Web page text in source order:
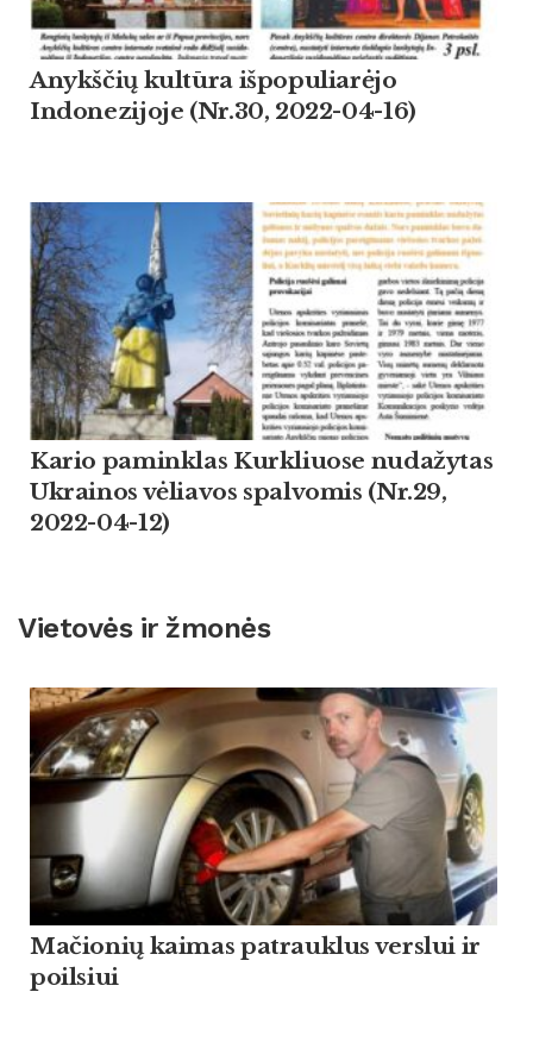
Anykščių kultūra išpopuliarėjo
Indonezijoje (Nr.30, 2022-04-16)
Kario paminklas Kurkliuose nudažytas
Ukrainos vėliavos spalvomis (Nr.29,
2022-04-12)
Vietovės ir žmonės
Mačionių kaimas patrauklus verslui ir
poilsiui